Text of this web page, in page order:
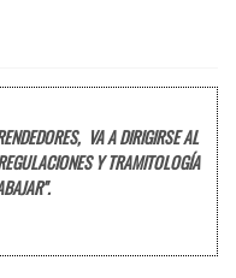
VA A DIRIGIRSE AL
Y TRAMITOLOGÍA